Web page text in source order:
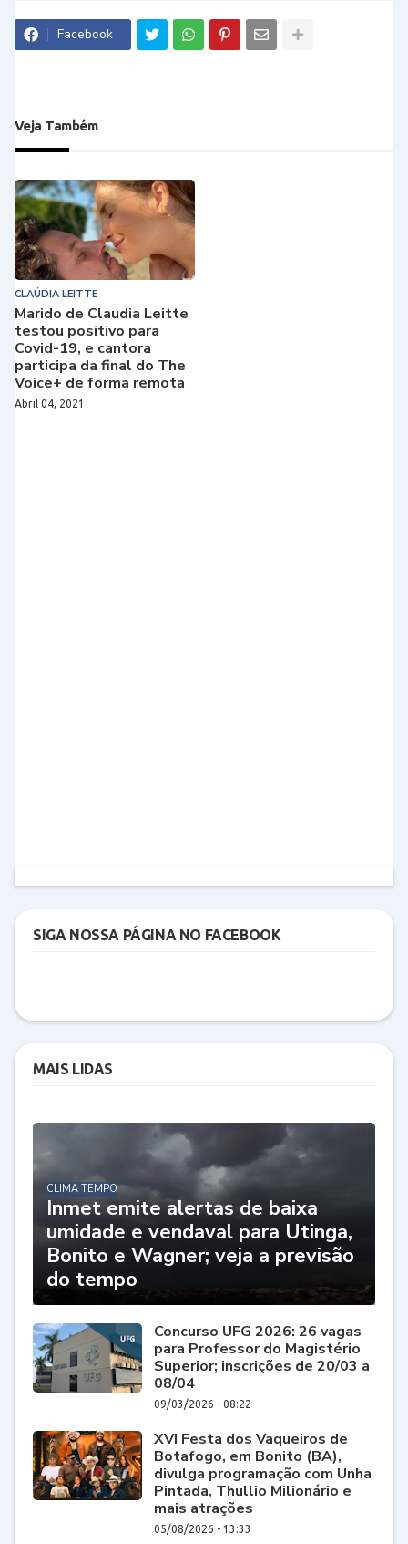
Facebook
Veja Também
CLAÚDIA LEITTE
Marido de Claudia Leitte
testou positivo para
Covid-19, e cantora
participa da final do The
Voice+ de forma remota
Abril 04, 2021
SIGA NOSSA PÁGINA NO FACEBOOK
MAIS LIDAS
CLIMA TEMPO
Inmet emite alertas de baixa
umidade e vendaval para Utinga,
Bonito e Wagner; veja a previsão
do tempo
Concurso UFG 2026: 26 vagas
para Professor do Magistério
Superior; inscrições de 20/03 a
08/04
09/03/2026 - 08:22
XVI Festa dos Vaqueiros de
Botafogo, em Bonito (BA),
divulga programação com Unha
Pintada, Thullio Milionário e
mais atrações
05/08/2026 - 13:33